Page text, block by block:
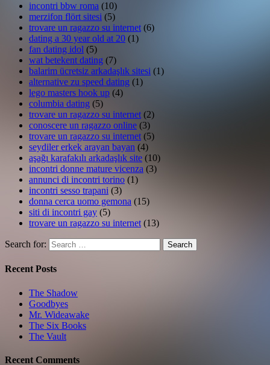
incontri bbw roma (10)
merzifon flört sitesi (5)
trovare un ragazzo su internet (6)
dating a 30 year old at 20 (1)
fan dating idol (5)
wat betekent dating (7)
balarim ücretsiz arkadaşlık sitesi (1)
alternative zu speed dating (1)
lego masters hook up (4)
columbia dating (5)
trovare un ragazzo su internet (2)
conoscere un ragazzo online (3)
trovare un ragazzo su internet (5)
seydiler erkek arayan bayan (4)
aşağı karafakılı arkadaşlık site (10)
incontri donne mature vicenza (3)
annunci di incontri torino (1)
incontri sesso trapani (3)
donna cerca uomo gemona (15)
siti di incontri gay (5)
trovare un ragazzo su internet (13)
Search for: Search
Recent Posts
The Shadow
Goodbyes
Mr. Wideawake
The Six Books
The Vault
Recent Comments